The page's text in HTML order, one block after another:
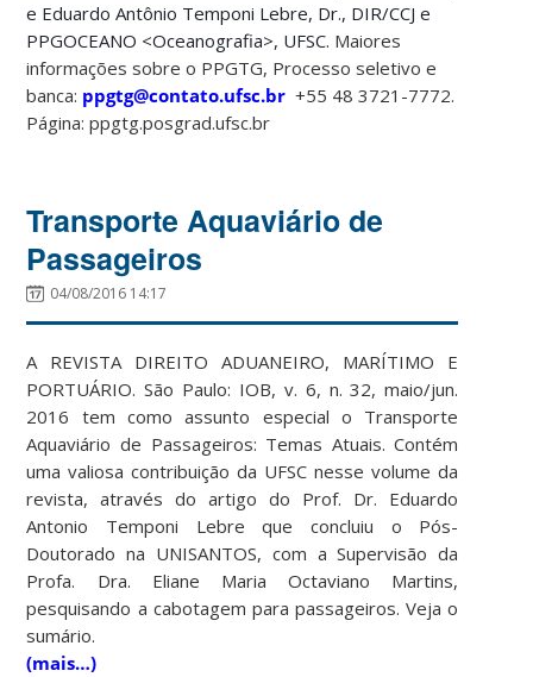
e Eduardo Antônio Temponi Lebre, Dr., DIR/CCJ e
PPGOCEANO <Oceanografia>, UFSC. Maiores
informações sobre o PPGTG, Processo seletivo e
banca: ppgtg@contato.ufsc.br +55 48 3721-7772.
Página: ppgtg.posgrad.ufsc.br
Transporte Aquaviário de
Passageiros
04/08/2016 14:17
A REVISTA DIREITO ADUANEIRO, MARÍTIMO E
PORTUÁRIO. São Paulo: IOB, v. 6, n. 32, maio/jun.
2016 tem como assunto especial o Transporte
Aquaviário de Passageiros: Temas Atuais. Contém
uma valiosa contribuição da UFSC nesse volume da
revista, através do artigo do Prof. Dr. Eduardo
Antonio Temponi Lebre que concluiu o Pós-
Doutorado na UNISANTOS, com a Supervisão da
Profa. Dra. Eliane Maria Octaviano Martins,
pesquisando a cabotagem para passageiros. Veja o
sumário.
(mais…)